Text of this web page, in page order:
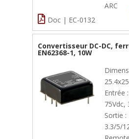
ARC
Doc | EC-0132
Convertisseur DC-DC,
EN62368-1, 10W
Entrée
75Vdc,
Sortie :
3.3/5/